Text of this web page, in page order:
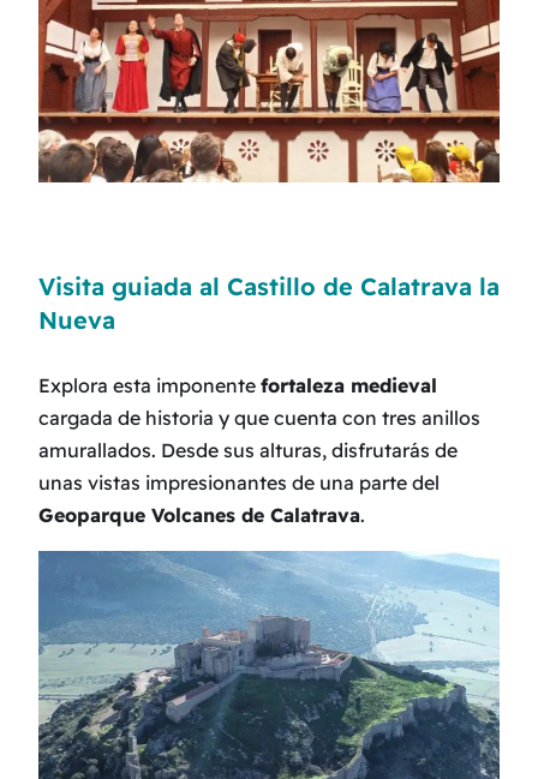
Visita guiada al Castillo de Calatrava la
Nueva
Explora esta imponente fortaleza medieval
cargada de historia y que cuenta con tres anillos
amurallados. Desde sus alturas, disfrutarás de
unas vistas impresionantes de una parte del
Geoparque Volcanes de Calatrava.